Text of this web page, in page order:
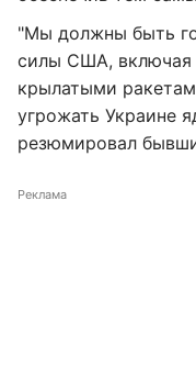
"Мы должны быть
силы США, включая
крылатыми
угрожать Украине
резюмировал
Реклама